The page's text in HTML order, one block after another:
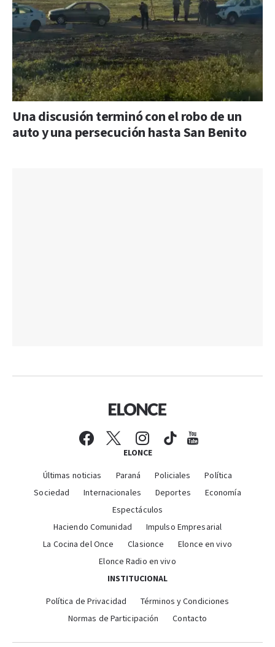
Una discusión terminó con el robo de un
auto y una persecución hasta San Benito
ELONCE
Últimas noticias Paraná Policiales
Política
Sociedad
Internacionales Deportes
Economía
Espectáculos
Haciendo Comunidad
Impulso Empresarial
La Cocina del Once
Clasionce
Elonce en vivo
Elonce Radio en vivo
INSTITUCIONAL
Política de Privacidad
Términos y Condiciones
Normas de Participación
Contacto